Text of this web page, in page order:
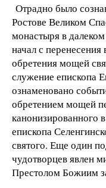
Отрадно было
Ростове Великом
монастыря в
начал с перенесения
обретения мощей
служение епископа
ознаменовано
обретением мощей
канонизированного
епископа
святого. Еще один
чудотворцев явлен
Престолом Божиим